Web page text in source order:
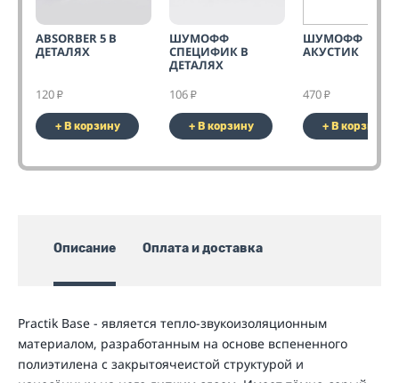
ABSORBER 5 В
ДЕТАЛЯХ
120 ₽
+ В корзину
ШУМОФФ
СПЕЦИФИК В
ДЕТАЛЯХ
106 ₽
+ В корзину
ШУМОФФ
АКУСТИК
470 ₽
+ В корзину
Описание Оплата и доставка
Practik Base - является тепло-звукоизоляционным
материалом, разработанным на основе вспененного
полиэтилена с закрытоячеистой структурой и